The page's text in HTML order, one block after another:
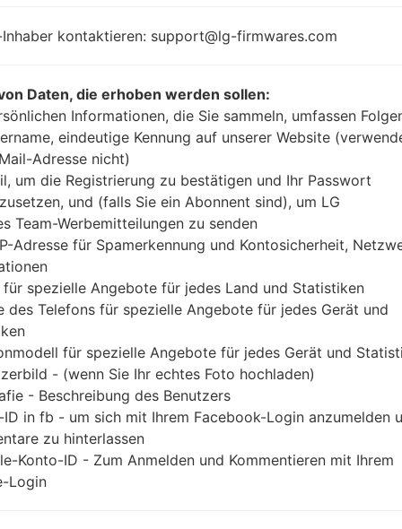
Qualcomm
MSM8916
1.5GB
Buy accessories on Amazon
Startseite →Serie →LG K10 LTE →LGF670S
kontaktieren: support@lg-firmwares.com
Daten, die erhoben werden sollen:
Informationen, die Sie sammeln, umfassen
eindeutige Kennung auf unserer Website
Adresse nicht)
um die Registrierung zu bestätigen und Ihr Passwort
und (falls Sie ein Abonnent sind), um LG
Team-Werbemitteilungen zu senden
Adresse für Spamerkennung und Kontosicherheit,
für spezielle Angebote für jedes Land und Statistiken
des Telefons für spezielle Angebote für jedes Gerät und
für spezielle Angebote für jedes Gerät und
- (wenn Sie Ihr echtes Foto hochladen)
- Beschreibung des Benutzers
ID in fb - um sich mit Ihrem Facebook-Login anzumelden
zu hinterlassen
Konto-ID - Zum Anmelden und Kommentieren mit Ihrem
Login